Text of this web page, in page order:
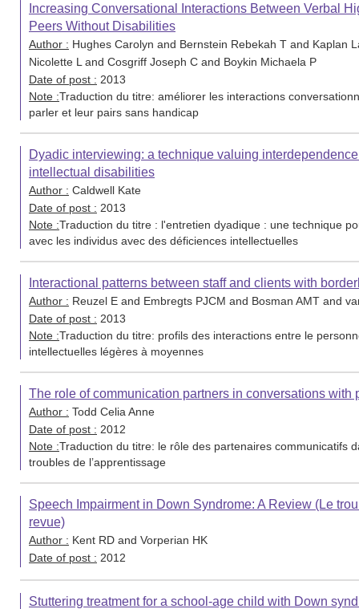
Increasing Conversational Interactions Between Verbal
Peers Without Disabilities
Author : Hughes Carolyn and Bernstein Rebekah T and Kaplan
Nicolette L and Cosgriff Joseph C and Boykin Michaela P
Date of post : 2013
Note :Traduction du titre: améliorer les interactions
parler et leur pairs sans handicap
Dyadic interviewing: a technique valuing
intellectual disabilities
Author : Caldwell Kate
Date of post : 2013
Note :Traduction du titre : l'entretien dyadique : une technique
avec les individus avec des déficiences intellectuelles
Interactional patterns between staff and clients with
Author : Reuzel E and Embregts PJCM and Bosman AMT and
Date of post : 2013
Note :Traduction du titre: profils des interactions entre le
intellectuelles légères à moyennes
The role of communication partners in conversations
Author : Todd Celia Anne
Date of post : 2012
Note :Traduction du titre: le rôle des partenaires communicatifs
troubles de l’apprentissage
Speech Impairment in Down Syndrome: A Review (Le
revue)
Author : Kent RD and Vorperian HK
Date of post : 2012
Stuttering treatment for a school-age child with Down